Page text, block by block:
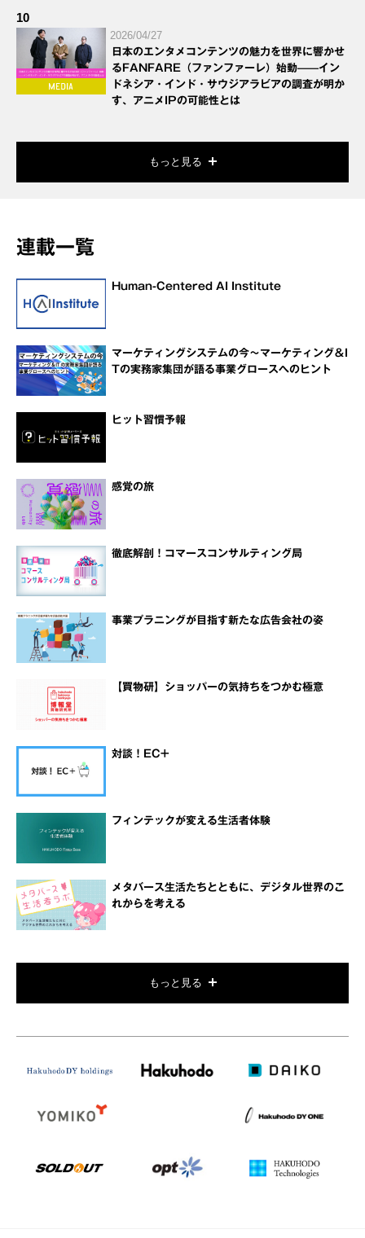
10
2026/04/27
日本のエンタメコンテンツの魅力を世界に響かせ
るFANFARE（ファンファーレ）始動——イン
ドネシア・インド・サウジアラビアの調査が明か
す、アニメIPの可能性とは
もっと見る
連載一覧
Human-Centered AI Institute
マーケティングシステムの今～マーケティング＆I
Tの実務家集団が語る事業グロースへのヒント
ヒット習慣予報
感覚の旅
徹底解剖！コマースコンサルティング局
事業プラニングが目指す新たな広告会社の姿
【買物研】ショッパーの気持ちをつかむ極意
対談！EC+
フィンテックが変える生活者体験
メタバース生活たちとともに、デジタル世界のこ
れからを考える
もっと見る